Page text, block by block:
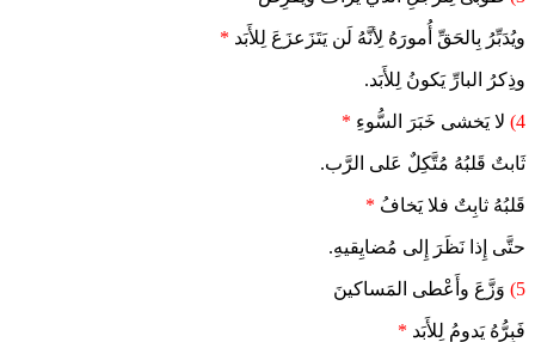
ويُدَبِّرُ بِالحَقِّ أُمورَهُ لِأنَّهُ لَن يَتَزَعزَعَ لِلأَبَد *
وذِكرُ البارِّ يَكونُ لِلأَبَد.
4) لا يَخشى خَبَرَ السُّوءِ *
ثَابتٌ قَلبُهُ مُتَّكِلٌ عَلى الرَّب.
قَلبُهُ ثابِتٌ فلا يَخافُ *
حتَّى إِذا نَظَرَ إِلى مُضايِقيهِ.
5) وَزَّعَ وأَعْطى المَساكينَ
فَبِرُّهُ يَدومُ لِلأَبَد *